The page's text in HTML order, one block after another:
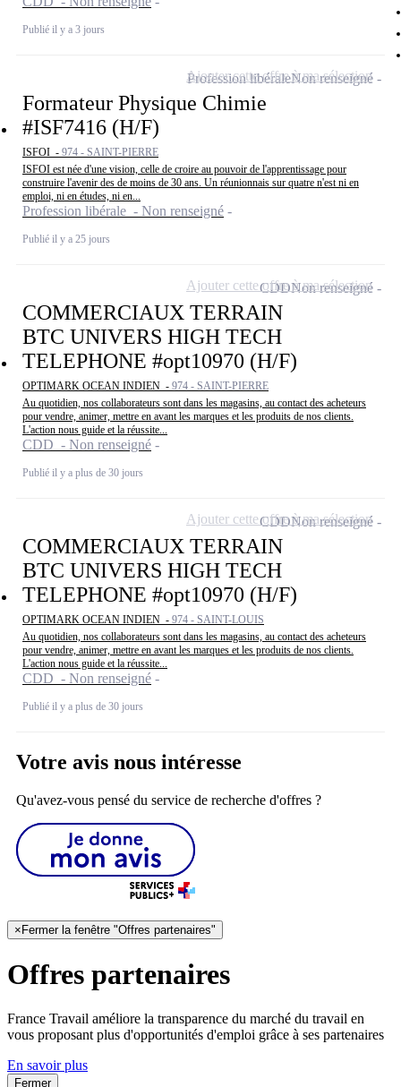
Publié il y a 3 jours
Formateur Physique Chimie
#ISF7416 (H/F)
ISFOI - 974 - SAINT-PIERRE
ISFOI est née d'une vision, celle de croire au pouvoir de l'apprentissage pour
construire l'avenir des de moins de 30 ans. Un réunionnais sur quatre n'est ni en
emploi, ni en études, ni en...
Profession libérale - Non renseigné
Publié il y a 25 jours
Profession libéraleNon renseigné
Ajouter cette offre à ma sélection
COMMERCIAUX TERRAIN
BTC UNIVERS HIGH TECH
TELEPHONE #opt10970 (H/F)
OPTIMARK OCEAN INDIEN - 974 - SAINT-PIERRE
Au quotidien, nos collaborateurs sont dans les magasins, au contact des acheteurs
pour vendre, animer, mettre en avant les marques et les produits de nos clients.
L'action nous guide et la réussite...
CDD - Non renseigné
Publié il y a plus de 30 jours
CDDNon renseigné
Ajouter cette offre à ma sélection
COMMERCIAUX TERRAIN
BTC UNIVERS HIGH TECH
TELEPHONE #opt10970 (H/F)
OPTIMARK OCEAN INDIEN - 974 - SAINT-LOUIS
Au quotidien, nos collaborateurs sont dans les magasins, au contact des acheteurs
pour vendre, animer, mettre en avant les marques et les produits de nos clients.
L'action nous guide et la réussite...
CDD - Non renseigné
Publié il y a plus de 30 jours
CDDNon renseigné
Ajouter cette offre à ma sélection
Votre avis nous intéresse
Qu'avez-vous pensé du service de recherche d'offres ?
×Fermer la fenêtre "Offres partenaires"
Offres partenaires
France Travail améliore la transparence du marché du travail en
vous proposant plus d'opportunités d'emploi grâce à ses partenaires
En savoir plus
Fermer